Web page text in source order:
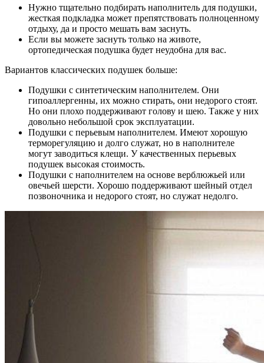
Нужно тщательно подбирать наполнитель для подушки,
жесткая подкладка может препятствовать полноценному
отдыху, да и просто мешать вам заснуть.
Если вы можете заснуть только на животе,
ортопедическая подушка будет неудобна для вас.
Вариантов классических подушек больше:
Подушки с синтетическим наполнителем. Они
гипоаллергенны, их можно стирать, они недорого стоят.
Но они плохо поддерживают голову и шею. Также у них
довольно небольшой срок эксплуатации.
Подушки с перьевым наполнителем. Имеют хорошую
терморегуляцию и долго служат, но в наполнителе
могут заводиться клещи. У качественных перьевых
подушек высокая стоимость.
Подушки с наполнителем на основе верблюжьей или
овечьей шерсти. Хорошо поддерживают шейный отдел
позвоночника и недорого стоят, но служат недолго.